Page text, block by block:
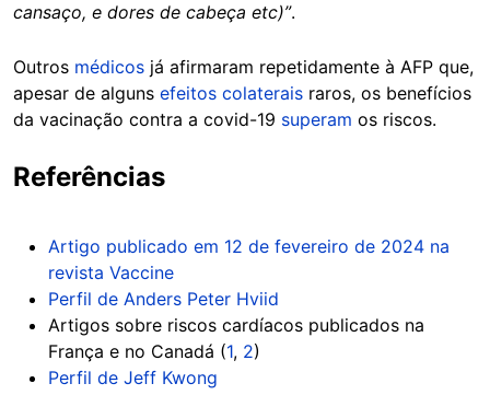
cansaço, e dores de cabeça etc)”.
Outros médicos já afirmaram repetidamente à AFP que,
apesar de alguns efeitos colaterais raros, os benefícios
da vacinação contra a covid-19 superam os riscos.
Referências
Artigo publicado em 12 de fevereiro de 2024 na
revista Vaccine
Perfil de Anders Peter Hviid
Artigos sobre riscos cardíacos publicados na
França e no Canadá (1, 2)
Perfil de Jeff Kwong